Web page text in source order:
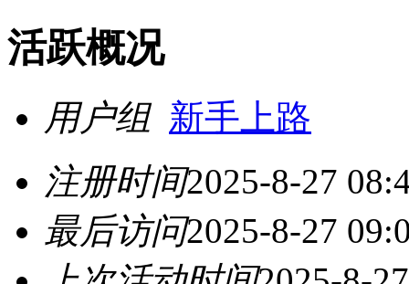
活跃概况
用户组 新手上路
注册时间2025-8-27
最后访问2025-8-27